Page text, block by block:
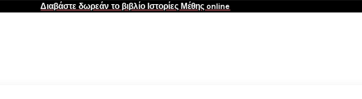
Διαβάστε δωρεάν το βιβλίο Ιστορίες Μέθης online